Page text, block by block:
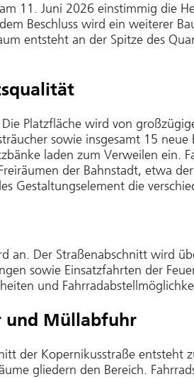
11. Juni 2026 einstimmig die
Beschluss wird ein weiterer
entsteht an der Spitze des
Platzfläche wird von
sowie insgesamt 15
laden zum Verweilen ein.
der Bahnstadt, etwa
Gestaltungselement die
an. Der Straßenabschnitt wird
sowie Einsatzfahrten der
und
und Müllabfuhr
der Kopernikusstraße
gliedern den Bereich.